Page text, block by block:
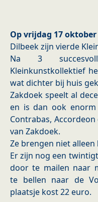
Op vrijdag 17
Dilbeek zijn vierde
Na 3
Kleinkunstkollektief
wat dichter bij huis
Zakdoek speelt al
en is dan ook enorm
Contrabas,
van Zakdoek.
Ze brengen niet
Er zijn nog een
door te mailen naar
te bellen naar de
plaatsje kost 22 euro.